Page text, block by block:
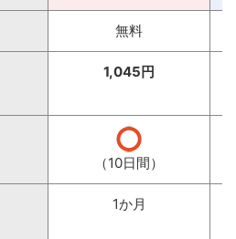
無料
1,045円
（10日間）
1か月